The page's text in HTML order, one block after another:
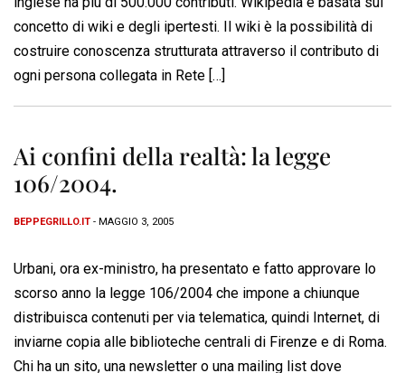
concetto di wiki e degli ipertesti. Il wiki è la possibilità di
costruire conoscenza strutturata attraverso il contributo di
ogni persona collegata in Rete […]
Ai confini della realtà: la legge
106/2004.
BEPPEGRILLO.IT - MAGGIO 3, 2005
Urbani, ora ex-ministro, ha presentato e fatto approvare lo
scorso anno la legge 106/2004 che impone a chiunque
distribuisca contenuti per via telematica, quindi Internet, di
inviarne copia alle biblioteche centrali di Firenze e di Roma.
Chi ha un sito, una newsletter o una mailing list dove